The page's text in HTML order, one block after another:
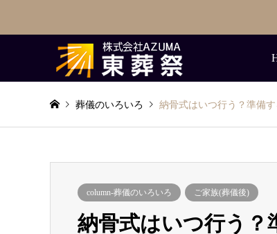
葬儀のいろいろ 納骨式はいつ行う？準備す
column-葬儀のいろいろ ご家族(葬儀後)
納骨式はいつ行う？